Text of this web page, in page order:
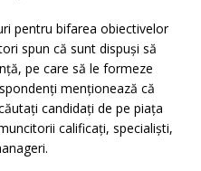
pentru bifarea obiectivelor
spun că sunt dispuși să
pe care să le formeze
menționează că
candidați de pe piața
calificați, specialiști,